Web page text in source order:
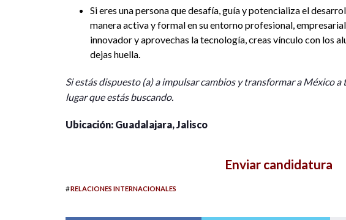
Si eres una persona que desafía, guía y potencializa el
manera activa y formal en su entorno profesional,
innovador y aprovechas la tecnología, creas vínculo con los
dejas huella.
Si estás dispuesto (a) a impulsar cambios y transformar a México a
lugar que estás buscando.
Ubicación: Guadalajara, Jalisco
Enviar candidatura
#RELACIONES INTERNACIONALES